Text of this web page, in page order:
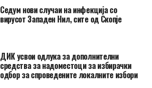
Седум нови случаи на инфекција со
вирусот Западен Нил, сите од Скопје
ДИК усвои одлука за дополнителни
средства за надоместоци за избирачки
одбор за спроведените локалните избори